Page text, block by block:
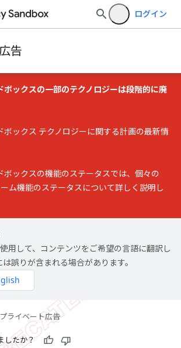
ログイン
告
ボックスの一部のテクノロジーは段階的に廃
ボックス テクノロジーに関する計画の最新情
ボックスの機能のステータスでは、個々の
ム機能のステータスについて詳しく説明し
用して、コンテンツをご希望の言語に翻訳し
誤りが含まれる場合があります。
プライベート広告
したか？